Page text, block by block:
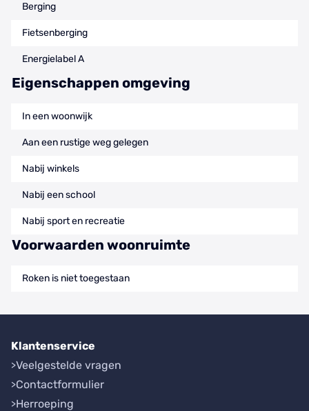
Berging
Fietsenberging
Energielabel A
Eigenschappen omgeving
In een woonwijk
Aan een rustige weg gelegen
Nabij winkels
Nabij een school
Nabij sport en recreatie
Voorwaarden woonruimte
Roken is niet toegestaan
Klantenservice
Veelgestelde vragen
Contactformulier
Herroeping